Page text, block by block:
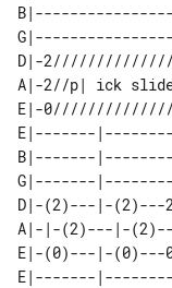
D|-2//////////////
A|-2//p| ick
E|-0//////////////
E|-------
B|-------
G|-------
D|-(2)---|-(2)---
A|-|-(2)---|-
E|-(0)---|-(0)---
E|-------